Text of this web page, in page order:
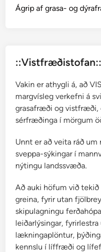
Ágrip af grasa- og
::Vistfræðistofan::
Vakin er athygli á, að
margvísleg verkefni á
grasafræði og vistfræði,
sérfræðinga í mörgum
Unnt er að veita ráð
sveppa-sýkingar í
nýtingu landssvæða.
Að auki höfum við
greina, fyrir utan
skipulagningu
leiðarlýsingar,
lækningaplöntur,
kennslu í líffræði og